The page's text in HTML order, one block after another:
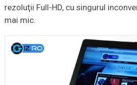
rezoluţii Full-HD, cu singurul
mai mic.